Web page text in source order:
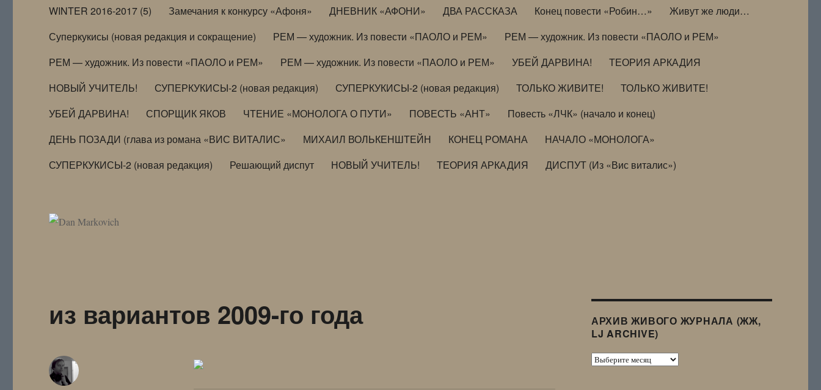
WINTER 2016-2017 (5)
Замечания к конкурсу «Афоня» ДНЕВНИК «АФОНИ» ДВА РАССКАЗА Конец повести «Робин…»
Живут же люди…
Суперкукисы (новая редакция и сокращение)
РЕМ — художник. Из повести «ПАОЛО и РЕМ»
РЕМ — художник. Из повести «ПАОЛО и РЕМ»
РЕМ — художник. Из повести «ПАОЛО и РЕМ»
РЕМ — художник. Из повести «ПАОЛО и РЕМ» УБЕЙ ДАРВИНА!
ТЕОРИЯ АРКАДИЯ
НОВЫЙ УЧИТЕЛЬ!
СУПЕРКУКИСЫ-2 (новая редакция) СУПЕРКУКИСЫ-2 (новая редакция) ТОЛЬКО ЖИВИТЕ!
ТОЛЬКО ЖИВИТЕ!
УБЕЙ ДАРВИНА!
СПОРЩИК ЯКОВ ЧТЕНИЕ «МОНОЛОГА О ПУТИ» ПОВЕСТЬ «АНТ»
Повесть «ЛЧК» (начало и конец)
ДЕНЬ ПОЗАДИ (глава из романа «ВИС ВИТАЛИС»
МИХАИЛ ВОЛЬКЕНШТЕЙН КОНЕЦ РОМАНА
НАЧАЛО «МОНОЛОГА»
СУПЕРКУКИСЫ-2 (новая редакция)
Решающий диспут НОВЫЙ УЧИТЕЛЬ! ТЕОРИЯ АРКАДИЯ ДИСПУТ (Из «Вис виталис»)
из вариантов 2009-го года
АРХИВ ЖИВОГО ЖУРНАЛА (ЖЖ,
LJ ARCHIVE)
Архив